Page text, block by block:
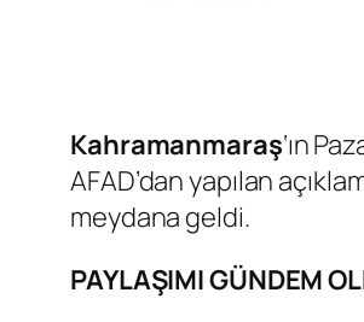
Kahramanmaraş‘ın
AFAD’dan yapılan
meydana geldi.
PAYLAŞIMI GÜNDEM